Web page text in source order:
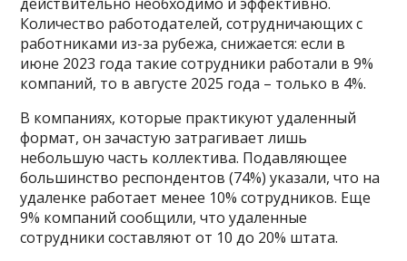
Количество работодателей, сотрудничающих с
работниками из-за рубежа, снижается: если в
июне 2023 года такие сотрудники работали в 9%
компаний, то в августе 2025 года – только в 4%.
В компаниях, которые практикуют удаленный
формат, он зачастую затрагивает лишь
небольшую часть коллектива. Подавляющее
большинство респондентов (74%) указали, что на
удаленке работает менее 10% сотрудников. Еще
9% компаний сообщили, что удаленные
сотрудники составляют от 10 до 20% штата.